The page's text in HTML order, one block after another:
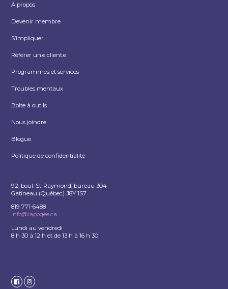
À propos
Devenir membre
S’impliquer
Référer un.e client.e
Programmes et services
Troubles mentaux
Boîte à outils
Nous joindre
Blogue
Politique de confidentialité
92, boul. St-Raymond, bureau 304
Gatineau (Québec) J8Y 1S7
819 771-6488
info@lapogee.ca
Lundi au vendredi
8 h 30 à 12 h et de 13 h à 16 h 30